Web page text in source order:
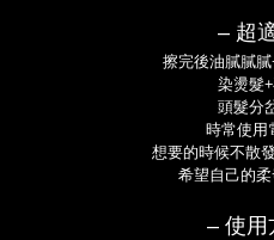
‒ 超
擦完後油膩膩
染燙髮
頭髮分
時常使用
想要的時候不散
希望自己的
‒ 使用